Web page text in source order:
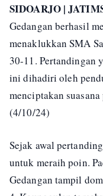
SIDOARJO |
Gedangan berhasil
menaklukkan SMA
30-11. Pertandingan
ini dihadiri oleh
menciptakan
(4/10/24)
Sejak awal
untuk meraih poin.
Gedangan tampil